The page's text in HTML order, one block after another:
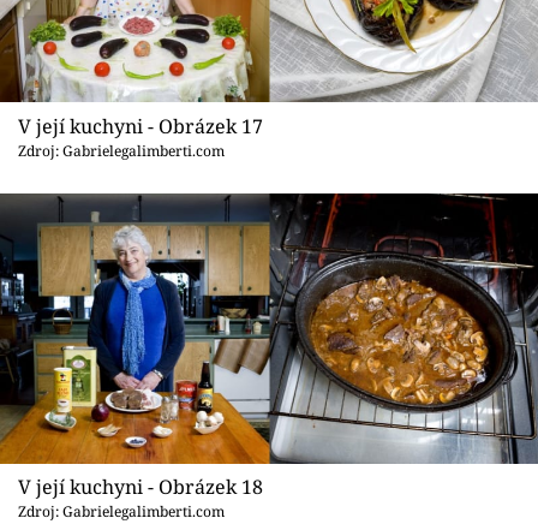
V její kuchyni - Obrázek 17
Zdroj: Gabrielegalimberti.com
V její kuchyni - Obrázek 18
Zdroj: Gabrielegalimberti.com